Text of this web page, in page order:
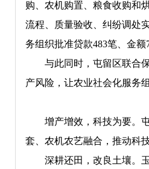
购、农机购置、粮食收购和
流程、质量验收、纠纷调处
务组织批准贷款483笔、金
与此同时，屯留区联合
产风险，让农业社会化服务
增产增效，科技为要。
套、农机农艺融合，推动科
深耕还田，改良土壤。